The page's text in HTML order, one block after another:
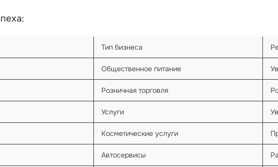
Тип бизнеса
Общественное питание
Розничная торговля
Услуги
Косметические услуги
Автосервисы